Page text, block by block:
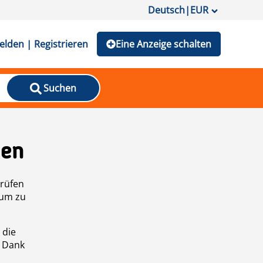
Deutsch|EUR
| Registrieren Eine Anzeige schalten
Suchen
zu
die